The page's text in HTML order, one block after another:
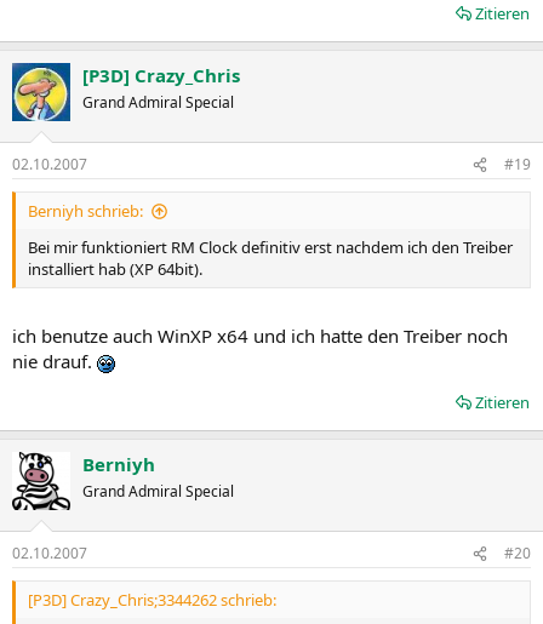
Zitieren
[P3D] Crazy_Chris
Grand Admiral Special
02.10.2007 #19
Berniyh schrieb:
Bei mir funktioniert RM Clock definitiv erst nachdem ich den Treiber
installiert hab (XP 64bit).
ich benutze auch WinXP x64 und ich hatte den Treiber noch
nie drauf.
Zitieren
Berniyh
Grand Admiral Special
02.10.2007 #20
[P3D] Crazy_Chris;3344262 schrieb: